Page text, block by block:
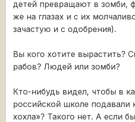
детей превращают в зомби,
же на глазах и с их
зачастую и с одобрения).
Вы кого хотите вырастить?
рабов? Людей или зомби?
Кто-нибудь видел, чтобы в
российской школе подавали
хохла»? Такого нет. А если